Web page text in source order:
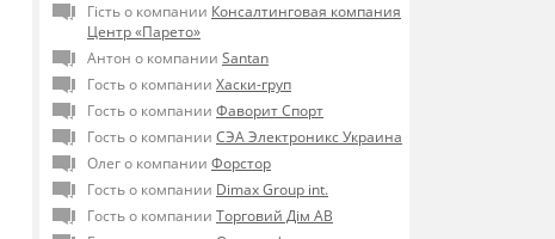
Гість о компании Консалтинговая компания
Центр «Парето»
Антон о компании Santan
Гость о компании Хаски-груп
Гость о компании Фаворит Спорт
Гость о компании СЭА Электроникс Украина
Олег о компании Форстор
Гость о компании Dimax Group int.
Гость о компании Торговий Дім АВ